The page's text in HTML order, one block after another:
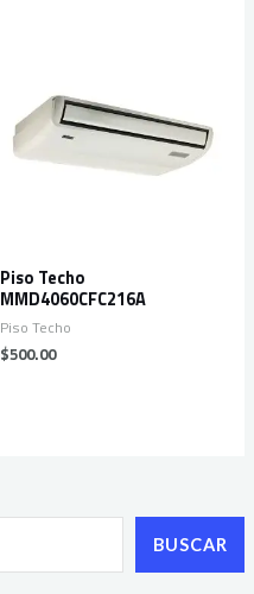
BUSCAR
ee
Piso Techo
MMD4060CFC216A
Piso Techo
$500.00